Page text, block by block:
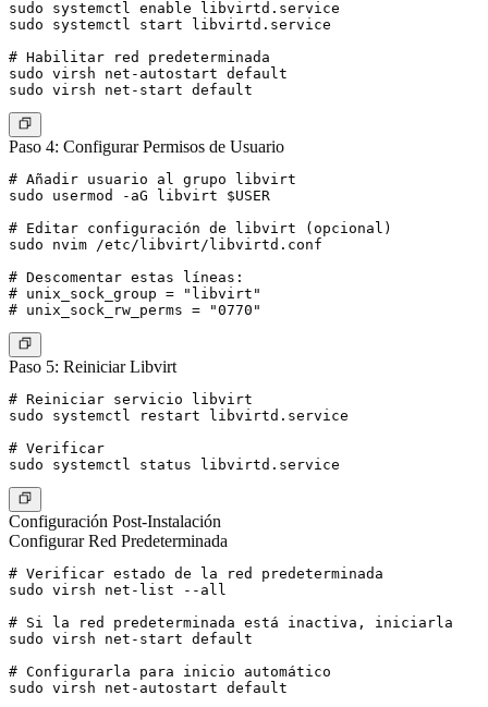
sudo systemctl enable libvirtd.service
sudo systemctl start libvirtd.service
# Habilitar red predeterminada
sudo virsh net-autostart default
Paso 4: Configurar Permisos de Usuario
# Añadir usuario al grupo libvirt
sudo usermod -aG libvirt $USER
# Editar configuración de libvirt (opcional)
sudo nvim /etc/libvirt/libvirtd.conf
# Descomentar estas líneas:
# unix_sock_group = "libvirt"
Paso 5: Reiniciar Libvirt
# Reiniciar servicio libvirt
sudo systemctl restart libvirtd.service
# Verificar
Configuración Post-Instalación
Configurar Red Predeterminada
# Verificar estado de la red predeterminada
sudo virsh net-list --all
# Si la red predeterminada está inactiva, iniciarla
sudo virsh net-start default
# Configurarla para inicio automático
sudo virsh net-autostart default